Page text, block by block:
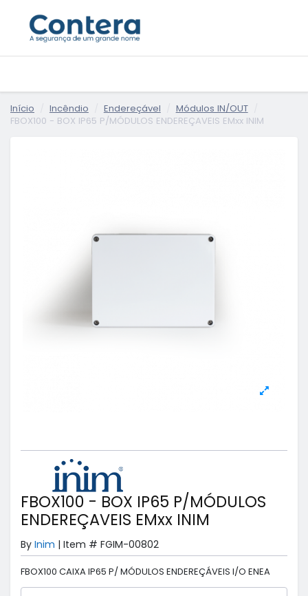
Início Incêndio Endereçável
Módulos IN/OUT
FBOX100 - BOX IP65 P/MÓDULOS ENDEREÇAVEIS EMxx INIM
FBOX100 - BOX IP65 P/MÓDULOS
ENDEREÇAVEIS EMxx INIM
By Inim | Item # FGIM-00802
FBOX100 CAIXA IP65 P/ MÓDULOS ENDEREÇÁVEIS I/O ENEA